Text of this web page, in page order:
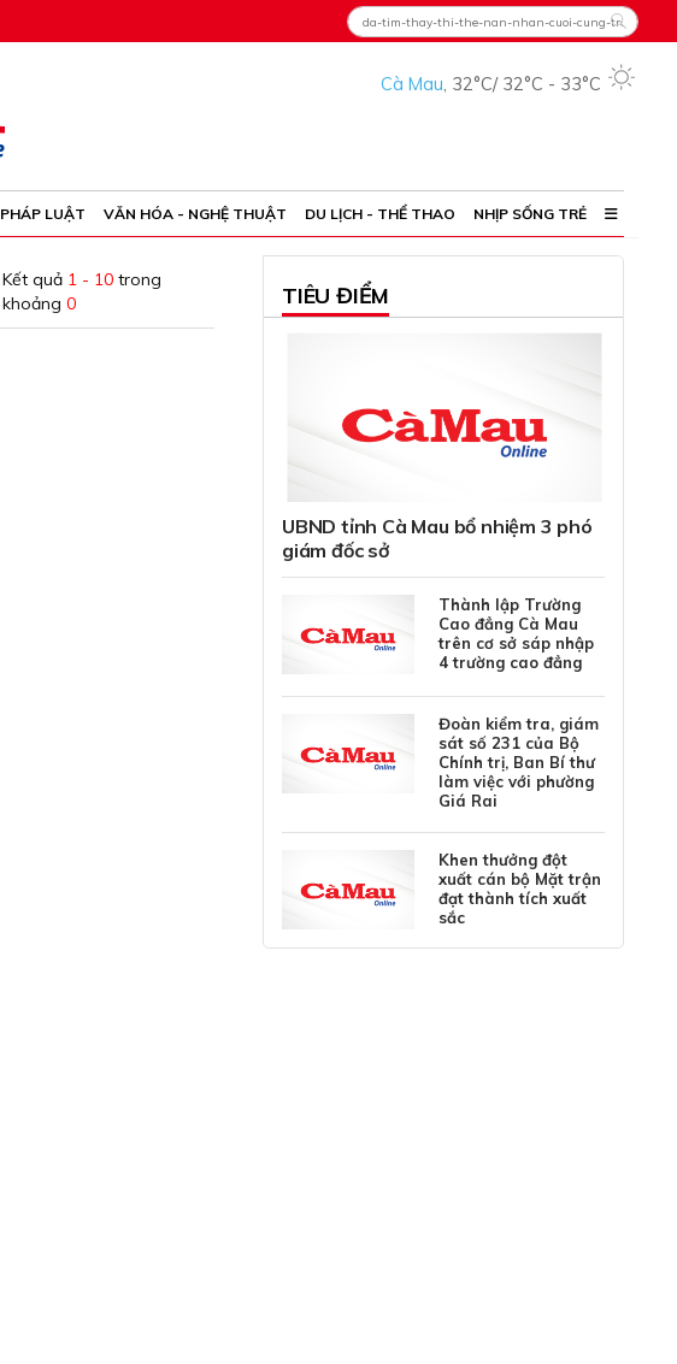
Cà Mau, 32°C/ 32°C - 33°C
PHÁP LUẬT VĂN HÓA - NGHỆ THUẬT DU LỊCH - THỂ THAO NHỊP SỐNG TRẺ
Kết quả 1 - 10 trong
khoảng0 TIÊU ĐIỂM
UBND tỉnh Cà Mau bổ nhiệm 3 phó
giám đốc sở
Thành lập Trường
Cao đẳng Cà Mau
trên cơ sở sáp nhập
4 trường cao đẳng
Đoàn kiểm tra, giám
sát số 231 của Bộ
Chính trị, Ban Bí thư
làm việc với phường
Giá Rai
Khen thưởng đột
xuất cán bộ Mặt trận
đạt thành tích xuất
sắc